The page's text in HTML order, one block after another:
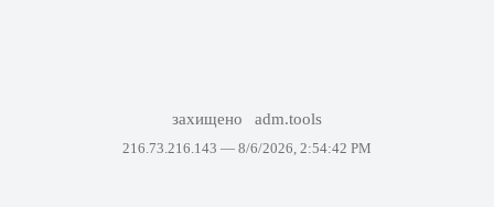
захищено adm.tools
216.73.216.143 — 8/6/2026, 2:54:42 PM